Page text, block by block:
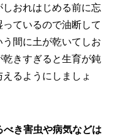
おれはじめる前に忘
ているので油断して
間に土が乾いてしお
きすぎると生育が鈍
るようにしましょ
き害虫や病気などは